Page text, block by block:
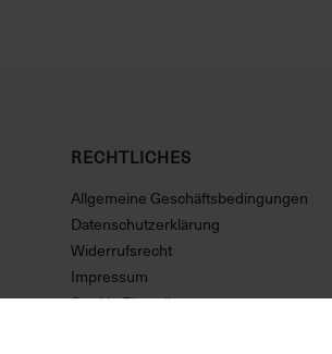
RECHTLICHES
Allgemeine Geschäftsbedingungen
Datenschutzerklärung
Widerrufsrecht
Impressum
Cookie Einstellungen